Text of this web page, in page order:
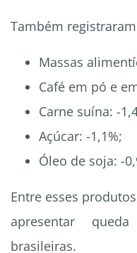
Também
Massas
Café em pó e
Carne suína: -
Açúcar: -1,1%;
Óleo de soja: -
Entre esses
apresentar
brasileiras.